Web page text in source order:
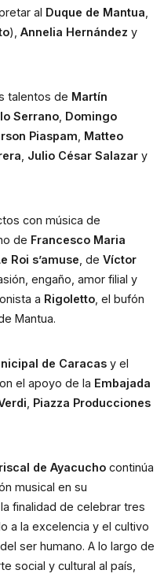
al Duque de Mantua
), Annelia Hernández
talentos de Martín
Serrano Domingo
Piaspam Matteo
Julio César Salazar y
de Francesco Maria
Roi s’amuse , de Víctor
engaño, amor filial y
a Rigoletto , el bufón
Mantua.
de Caracas
el apoyo de la Embajada
Piazza Producciones
de Ayacucho continúa
la finalidad de celebrar tres
a la excelencia y el cultivo
ser humano. A lo largo de
social y cultural al país,